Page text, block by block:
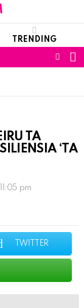
TRENDING
TA
‘TA
pm
TWITTER